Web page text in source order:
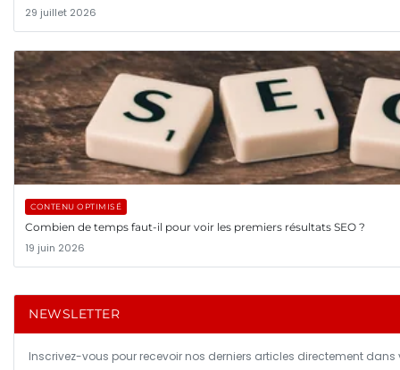
29 juillet 2026
CONTENU OPTIMISÉ
Combien de temps faut-il pour voir les premiers résultats SEO ?
19 juin 2026
NEWSLETTER
Inscrivez-vous pour recevoir nos derniers articles directement dans